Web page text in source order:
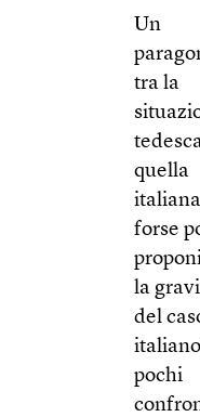
Un
tra la
quella
forse
la
del
pochi